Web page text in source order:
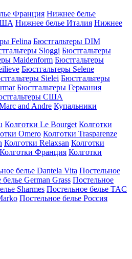
Франция Нижнее белье
Нижнее белье Италия Нижнее
Felina Бюстгальтеры DIM
Sloggi Бюстгальтеры
Maidenform Бюстгальтеры
Бюстгальтеры Selene
Sielei Бюстгальтеры
Бюстгальтеры Германия
США
and Andre Купальники
Колготки Le Bourget Колготки
Omero Колготки Trasparenze
Колготки Relaxsan Колготки
Колготки Франция Колготки
белье Dantela Vita Постельное
German Grass Постельное
Sharmes Постельное белье TAC
Постельное белье Россия